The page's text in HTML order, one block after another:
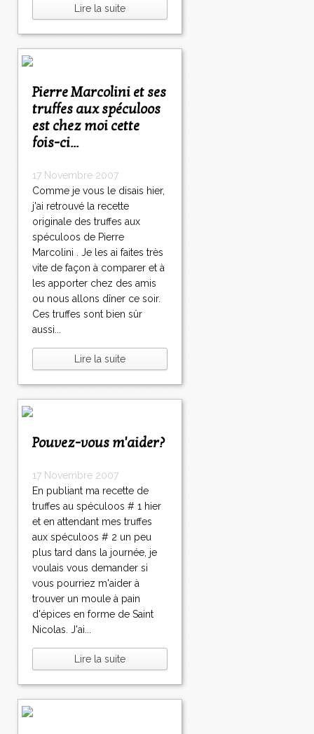
Lire la suite
Pierre Marcolini et ses
truffes aux spéculoos
est chez moi cette
fois-ci...
17 Novembre 2007
Comme je vous le disais hier,
j'ai retrouvé la recette
originale des truffes aux
spéculoos de Pierre
Marcolini . Je les ai faites très
vite de façon à comparer et à
les apporter chez des amis
ou nous allons dîner ce soir.
Ces truffes sont bien sûr
aussi...
Lire la suite
Pouvez-vous m'aider?
17 Novembre 2007
En publiant ma recette de
truffes au spéculoos # 1 hier
et en attendant mes truffes
aux spéculoos # 2 un peu
plus tard dans la journée, je
voulais vous demander si
vous pourriez m'aider à
trouver un moule à pain
d'épices en forme de Saint
Nicolas. J'ai...
Lire la suite